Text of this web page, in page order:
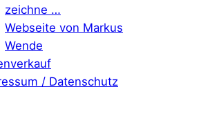
zeichne …
Webseite von Markus
Wende
/ Datenschutz